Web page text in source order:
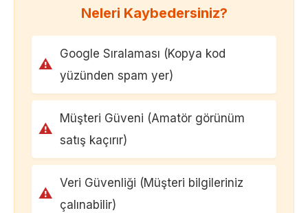
Neleri Kaybedersiniz?
⚠
Google Sıralaması (Kopya kod
yüzünden spam yer)
⚠
Müşteri Güveni (Amatör görünüm
satış kaçırır)
⚠
Veri Güvenliği (Müşteri bilgileriniz
çalınabilir)